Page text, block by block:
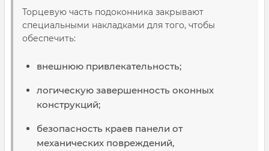
Торцевую часть подоконника закрывают
специальными накладками для того, чтобы
обеспечить:
внешнюю привлекательность;
логическую завершенность оконных
конструкций;
безопасность краев панели от
механических повреждений,